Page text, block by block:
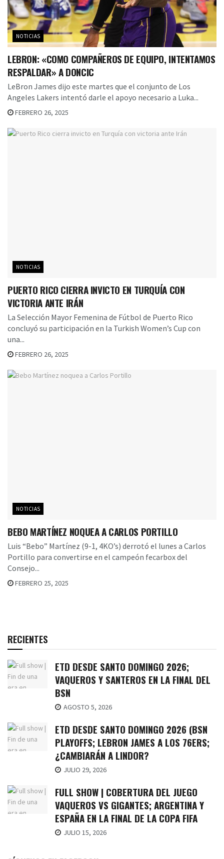
NOTICIAS
LEBRON: «COMO COMPAÑEROS DE EQUIPO, INTENTAMOS
RESPALDAR» A DONCIC
LeBron James dijo este martes que el conjunto de Los
Angeles Lakers intentó darle el apoyo necesario a Luka...
FEBRERO 26, 2025
NOTICIAS
PUERTO RICO CIERRA INVICTO EN TURQUÍA CON
VICTORIA ANTE IRÁN
La Selección Mayor Femenina de Fútbol de Puerto Rico
concluyó su participación en la Turkish Women’s Cup con
una...
FEBRERO 26, 2025
NOTICIAS
BEBO MARTÍNEZ NOQUEA A CARLOS PORTILLO
Luis “Bebo” Martínez (9-1, 4KO’s) derrotó el lunes a Carlos
Portillo para convertirse en el campeón fecarbox del
Consejo...
FEBRERO 25, 2025
RECIENTES
ETD DESDE SANTO DOMINGO 2026;
VAQUEROS Y SANTEROS EN LA FINAL DEL
BSN
AGOSTO 5, 2026
ETD DESDE SANTO DOMINGO 2026 (BSN
PLAYOFFS; LEBRON JAMES A LOS 76ERS;
¿CAMBIARÁN A LINDOR?
JULIO 29, 2026
FULL SHOW | COBERTURA DEL JUEGO
VAQUEROS VS GIGANTES; ARGENTINA Y
ESPAÑA EN LA FINAL DE LA COPA FIFA
JULIO 15, 2026